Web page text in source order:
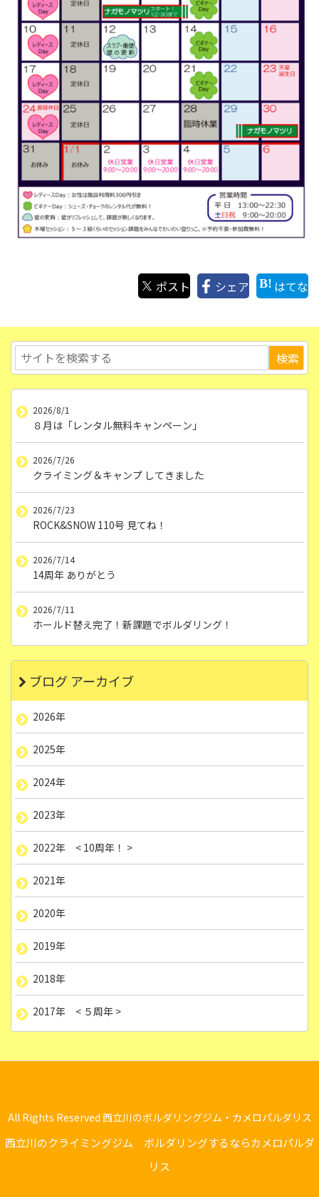
ポスト シェア はてな
2026/8/1
８月は「レンタル無料キャンペーン」
2026/7/26
クライミング＆キャンプ してきました
2026/7/23
ROCK&SNOW 110号 見てね！
2026/7/14
14周年 ありがとう
2026/7/11
ホールド替え完了！新課題でボルダリング！
ブログ アーカイブ
2026年
2025年
2024年
2023年
2022年 < 10周年！ >
2021年
2020年
2019年
2018年
2017年 < ５周年 >
All Rights Reserved 西立川のボルダリングジム・カメロパルダリス
西立川のクライミングジム ボルダリングするならカメロパルダ
リス